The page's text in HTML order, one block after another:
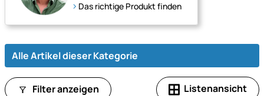
und
Wohlbefinden.
Das richtige Produkt finden
Alle Artikel dieser Kategorie
Filter anzeigen Listenansicht